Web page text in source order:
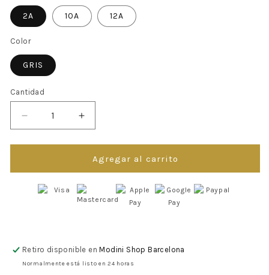
2A 10A 12A
Color
GRIS
Cantidad
Reducir
cantidad
para
PARA
NIÑOS
Aumentar
cantidad
para
ROPA
PARA
NIÑOS
-
Agregar al carrito
Retiro disponible enModini Shop Barcelona
Normalmente está listo en 24 horas